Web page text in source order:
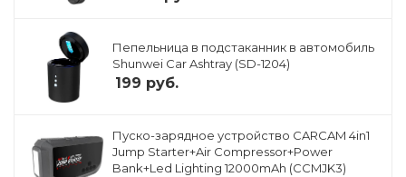
Пепельница в подстаканник в автомобиль
Shunwei Car Ashtray (SD-1204)
199 руб.
Пуско-зарядное устройство CARCAM 4in1
Jump Starter+Air Compressor+Power
Bank+Led Lighting 12000mAh (CCMJK3)